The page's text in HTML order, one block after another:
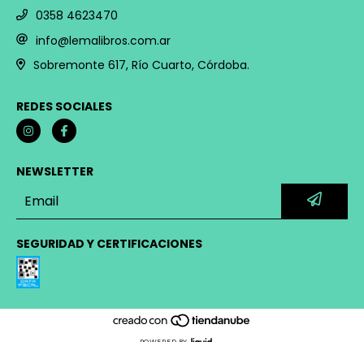
0358 4623470
info@lemalibros.com.ar
Sobremonte 617, Río Cuarto, Córdoba.
REDES SOCIALES
NEWSLETTER
SEGURIDAD Y CERTIFICACIONES